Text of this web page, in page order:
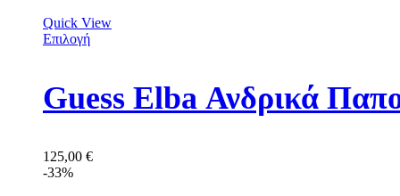
Quick View
Επιλογή
Guess Elba Ανδρικά
125,00 €
-33%